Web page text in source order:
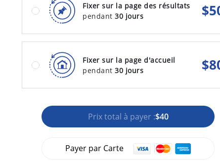
Fixer sur la page des résultats
pendant 30 jours $
Fixer sur la page d'accueil
pendant 30 jours $
Prix total à payer :$40
Payer par Carte